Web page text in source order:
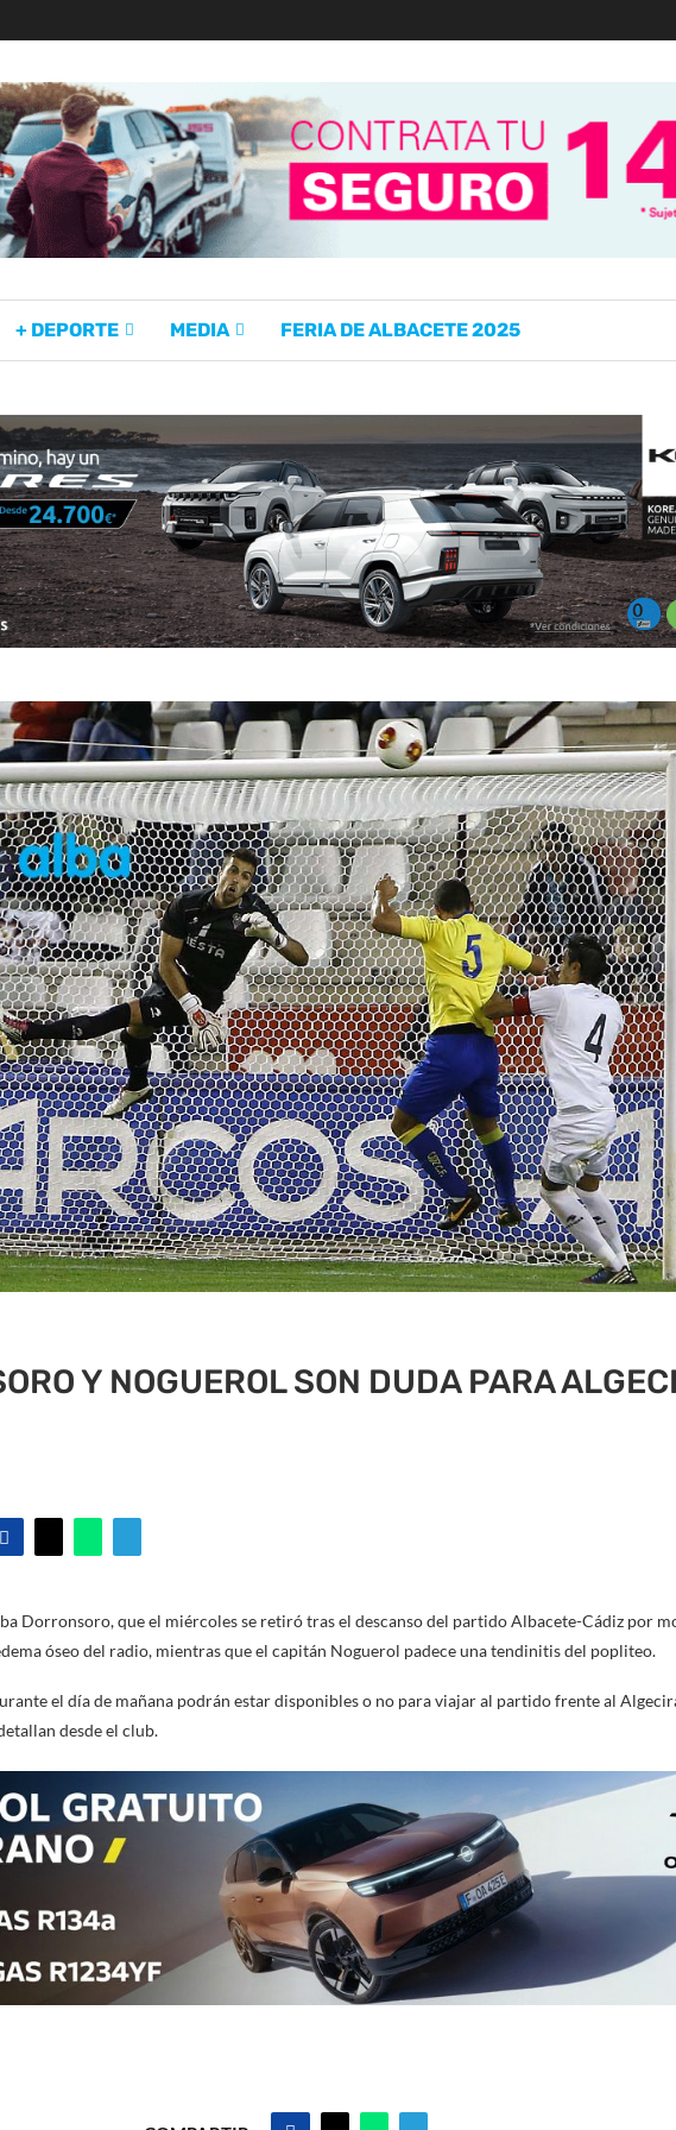
+ DEPORTE MEDIA FERIA DE ALBACETE 2025
Y NOGUEROL SON DUDA PARA
Dorronsoro, que el miércoles se retiró tras el descanso del partido Albacete-Cádiz por
óseo del radio, mientras que el capitán Noguerol padece una tendinitis del popliteo.
el día de mañana podrán estar disponibles o no para viajar al partido frente al
desde el club.